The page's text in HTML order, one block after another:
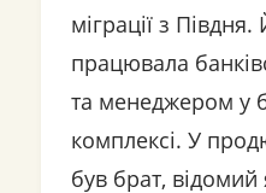
міграції з
працювала
та менеджером у
комплексі. У
був брат,